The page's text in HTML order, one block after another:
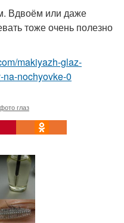
Вдвоём или даже
тоже очень полезно
makiyazh-glaz-
nochyovke-0
глаз